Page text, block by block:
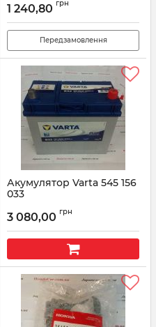
1 240,80 грн
Передзамовлення
Акумулятор Varta 545 156
033
3 080,00 грн